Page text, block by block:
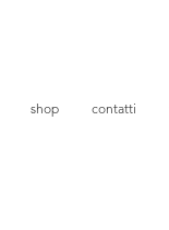
shop contatti